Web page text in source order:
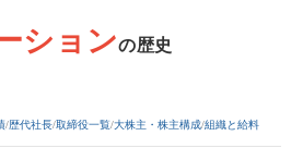
ションの歴史
歴代社長 取締役一覧 大株主・株主構成 組織と給料